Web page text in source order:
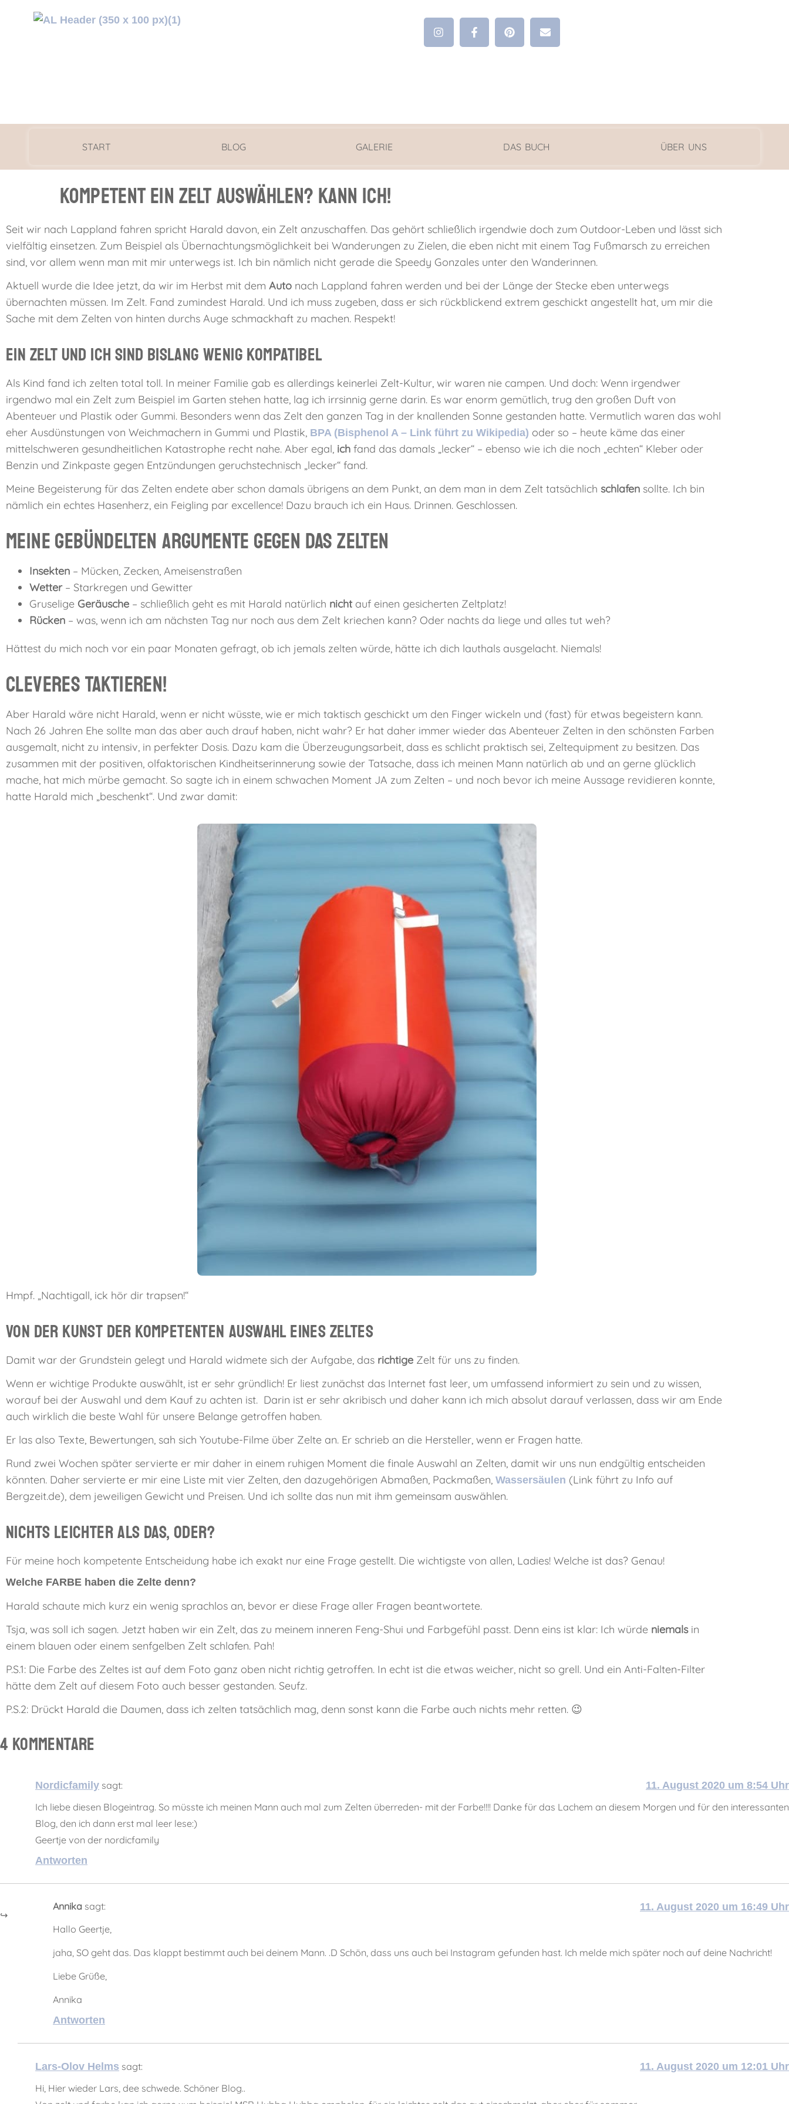
START BLOG GALERIE DAS BUCH ÜBER UNS
Kompetent ein Zelt auswählen? Kann ich!
Seit wir nach Lappland fahren spricht Harald davon, ein Zelt anzuschaffen. Das gehört schließlich irgendwie doch zum Outdoor-Leben und lässt sich
vielfältig einsetzen. Zum Beispiel als Übernachtungsmöglichkeit bei Wanderungen zu Zielen, die eben nicht mit einem Tag Fußmarsch zu erreichen
sind, vor allem wenn man mit mir unterwegs ist. Ich bin nämlich nicht gerade die Speedy Gonzales unter den Wanderinnen.
Aktuell wurde die Idee jetzt, da wir im Herbst mit dem Auto nach Lappland fahren werden und bei der Länge der Stecke eben unterwegs
übernachten müssen. Im Zelt. Fand zumindest Harald. Und ich muss zugeben, dass er sich rückblickend extrem geschickt angestellt hat, um mir die
Sache mit dem Zelten von hinten durchs Auge schmackhaft zu machen. Respekt!
Ein Zelt und ich sind bislang wenig kompatibel
Als Kind fand ich zelten total toll. In meiner Familie gab es allerdings keinerlei Zelt-Kultur, wir waren nie campen. Und doch: Wenn irgendwer
irgendwo mal ein Zelt zum Beispiel im Garten stehen hatte, lag ich irrsinnig gerne darin. Es war enorm gemütlich, trug den großen Duft von
Abenteuer und Plastik oder Gummi. Besonders wenn das Zelt den ganzen Tag in der knallenden Sonne gestanden hatte. Vermutlich waren das wohl
eher Ausdünstungen von Weichmachern in Gummi und Plastik, BPA (Bisphenol A – Link führt zu Wikipedia) oder so – heute käme das einer
mittelschweren gesundheitlichen Katastrophe recht nahe. Aber egal, ich fand das damals „lecker“ – ebenso wie ich die noch „echten“ Kleber oder
Benzin und Zinkpaste gegen Entzündungen geruchstechnisch „lecker“ fand.
Meine Begeisterung für das Zelten endete aber schon damals übrigens an dem Punkt, an dem man in dem Zelt tatsächlich schlafen sollte. Ich bin
nämlich ein echtes Hasenherz, ein Feigling par excellence! Dazu brauch ich ein Haus. Drinnen. Geschlossen.
Meine gebündelten Argumente gegen das Zelten
Insekten – Mücken, Zecken, Ameisenstraßen
Wetter– Starkregen und Gewitter
Gruselige Geräusche – schließlich geht es mit Harald natürlich nicht auf einen gesicherten Zeltplatz!
Rücken – was, wenn ich am nächsten Tag nur noch aus dem Zelt kriechen kann? Oder nachts da liege und alles tut weh?
Hättest du mich noch vor ein paar Monaten gefragt, ob ich jemals zelten würde, hätte ich dich lauthals ausgelacht. Niemals!
Cleveres Taktieren!
Aber Harald wäre nicht Harald, wenn er nicht wüsste, wie er mich taktisch geschickt um den Finger wickeln und (fast) für etwas begeistern kann.
Nach 26 Jahren Ehe sollte man das aber auch drauf haben, nicht wahr? Er hat daher immer wieder das Abenteuer Zelten in den schönsten Farben
ausgemalt, nicht zu intensiv, in perfekter Dosis. Dazu kam die Überzeugungsarbeit, dass es schlicht praktisch sei, Zeltequipment zu besitzen. Das
zusammen mit der positiven, olfaktorischen Kindheitserinnerung sowie der Tatsache, dass ich meinen Mann natürlich ab und an gerne glücklich
mache, hat mich mürbe gemacht. So sagte ich in einem schwachen Moment JA zum Zelten – und noch bevor ich meine Aussage revidieren konnte,
hatte Harald mich „beschenkt“. Und zwar damit:
Hmpf. „Nachtigall, ick hör dir trapsen!“
Von der Kunst der kompetenten Auswahl eines Zeltes
Damit war der Grundstein gelegt und Harald widmete sich der Aufgabe, das richtige Zelt für uns zu finden.
Wenn er wichtige Produkte auswählt, ist er sehr gründlich! Er liest zunächst das Internet fast leer, um umfassend informiert zu sein und zu wissen,
worauf bei der Auswahl und dem Kauf zu achten ist. Darin ist er sehr akribisch und daher kann ich mich absolut darauf verlassen, dass wir am Ende
auch wirklich die beste Wahl für unsere Belange getroffen haben.
Er las also Texte, Bewertungen, sah sich Youtube-Filme über Zelte an. Er schrieb an die Hersteller, wenn er Fragen hatte.
Rund zwei Wochen später servierte er mir daher in einem ruhigen Moment die finale Auswahl an Zelten, damit wir uns nun endgültig entscheiden
könnten. Daher servierte er mir eine Liste mit vier Zelten, den dazugehörigen Abmaßen, Packmaßen, Wassersäulen (Link führt zu Info auf
Bergzeit.de), dem jeweiligen Gewicht und Preisen. Und ich sollte das nun mit ihm gemeinsam auswählen.
Nichts leichter als das, oder?
Für meine hoch kompetente Entscheidung habe ich exakt nur eine Frage gestellt. Die wichtigste von allen, Ladies! Welche ist das? Genau!
Welche FARBE haben die Zelte denn?
Harald schaute mich kurz ein wenig sprachlos an, bevor er diese Frage aller Fragen beantwortete.
Tsja, was soll ich sagen. Jetzt haben wir ein Zelt, das zu meinem inneren Feng-Shui und Farbgefühl passt. Denn eins ist klar: Ich würde niemalsin
einem blauen oder einem senfgelben Zelt schlafen. Pah!
P.S.1: Die Farbe des Zeltes ist auf dem Foto ganz oben nicht richtig getroffen. In echt ist die etwas weicher, nicht so grell. Und ein Anti-Falten-Filter
hätte dem Zelt auf diesem Foto auch besser gestanden. Seufz.
P.S.2: Drückt Harald die Daumen, dass ich zelten tatsächlich mag, denn sonst kann die Farbe auch nichts mehr retten. 😉
4 Kommentare
Nordicfamily sagt:
11. August 2020 um 8:54 Uhr
Ich liebe diesen Blogeintrag. So müsste ich meinen Mann auch mal zum Zelten überreden- mit der Farbe!!!! Danke für das Lachem an diesem Morgen und für den interessanten
Blog, den ich dann erst mal leer lese:)
Geertje von der nordicfamily
Antworten
Annika sagt:
11. August 2020 um 16:49 Uhr
Hallo Geertje,
jaha, SO geht das. Das klappt bestimmt auch bei deinem Mann. .D Schön, dass uns auch bei Instagram gefunden hast. Ich melde mich später noch auf deine Nachricht!
Liebe Grüße,
Annika
Antworten
Lars-Olov Helms sagt:
11. August 2020 um 12:01 Uhr
Hi, Hier wieder Lars, dee schwede. Schöner Blog..